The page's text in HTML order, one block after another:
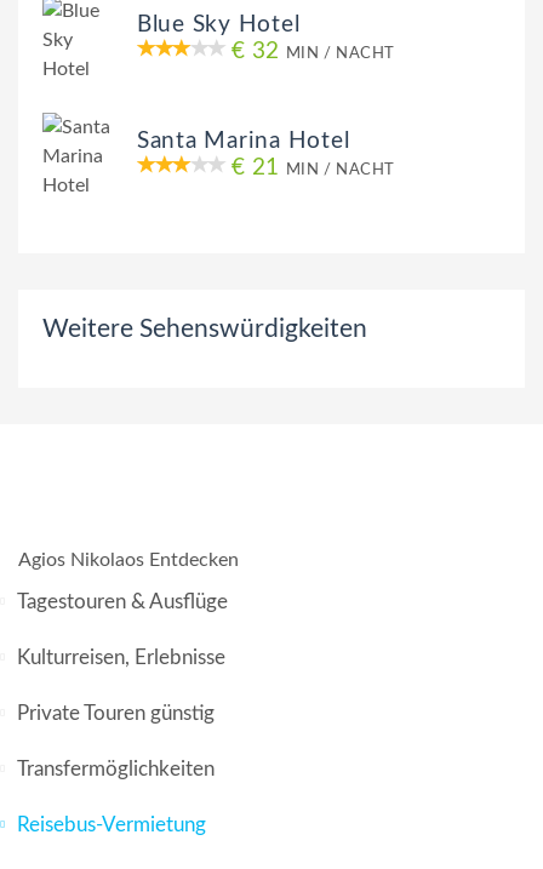
Blue Sky Hotel
€ 32
MIN / NACHT
Santa Marina Hotel
€ 21
MIN / NACHT
Weitere Sehenswürdigkeiten
Agios Nikolaos Entdecken
Tagestouren & Ausflüge
Kulturreisen, Erlebnisse
Private Touren günstig
Transfermöglichkeiten
Reisebus-Vermietung